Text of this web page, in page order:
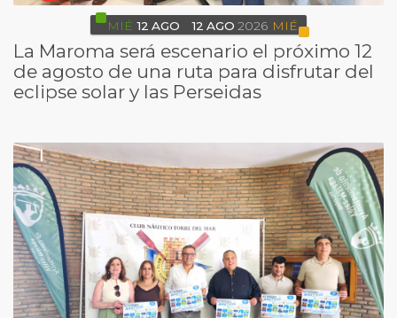
MIÉ 12 AGO 12 AGO 2026 MIÉ
La Maroma será escenario el próximo 12
de agosto de una ruta para disfrutar del
eclipse solar y las Perseidas